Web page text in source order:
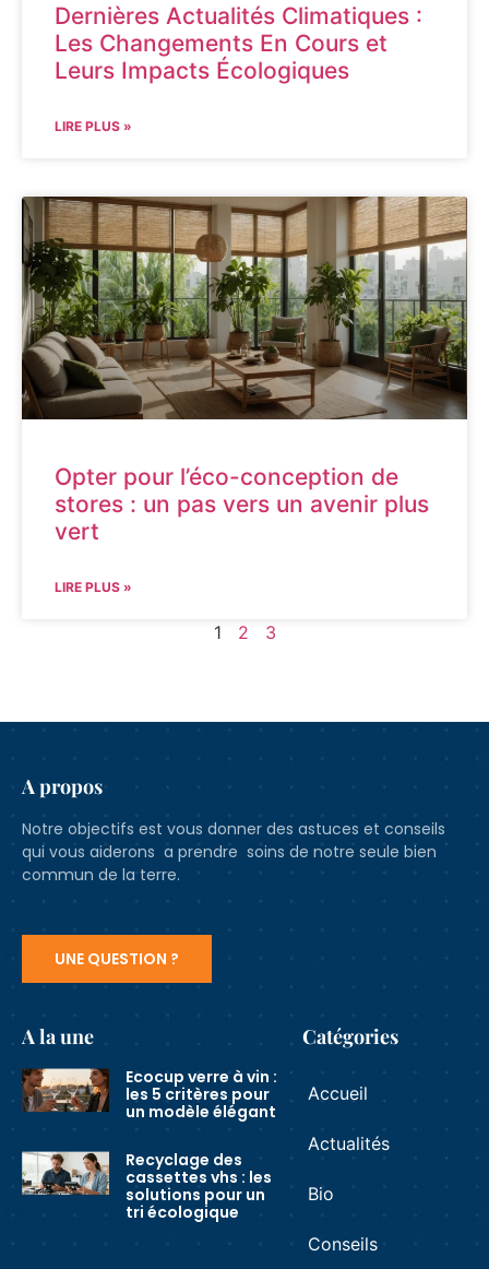
Dernières Actualités Climatiques :
Les Changements En Cours et
Leurs Impacts Écologiques
LIRE PLUS »
Opter pour l’éco-conception de
stores : un pas vers un avenir plus
vert
LIRE PLUS »
1 2 3
A propos
Notre objectifs est vous donner des astuces et conseils
qui vous aiderons a prendre soins de notre seule bien
commun de la terre.
UNE QUESTION ?
A la une
Ecocup verre à vin :
les 5 critères pour
un modèle élégant
Recyclage des
cassettes vhs : les
solutions pour un
tri écologique
Catégories
Accueil
Actualités
Bio
Conseils